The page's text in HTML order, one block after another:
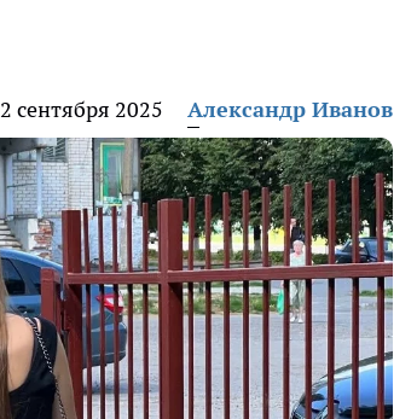
2 сентября 2025 Александр Иванов